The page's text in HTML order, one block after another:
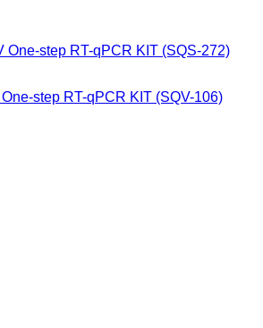
step RT-qPCR KIT (SQV-106)